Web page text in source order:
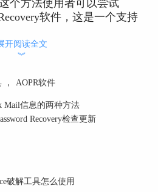
个方法使用者可以尝试
软件，这是一个支持
方式，灵活变换
通过穷举法找到密码。字典
定义设置，用户可以根据对
有针对性的组合变化。单词
攻击都属于复合型攻击方
开阅读全文
︾
， AOPR软件
Mail信息的两种方法
Recovery检查更新
破解工具怎么使用